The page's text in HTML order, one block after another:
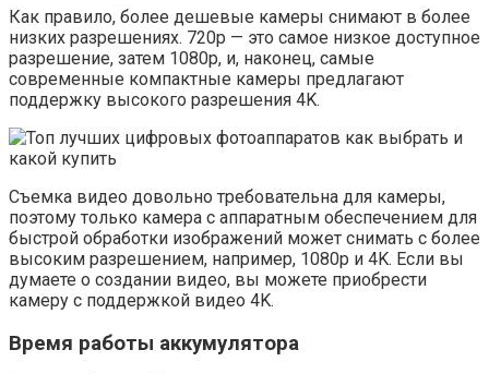
Как правило, более дешевые камеры снимают в более
низких разрешениях. 720p — это самое низкое доступное
разрешение, затем 1080p, и, наконец, самые
современные компактные камеры предлагают
поддержку высокого разрешения 4K.
Съемка видео довольно требовательна для камеры,
поэтому только камера с аппаратным обеспечением для
быстрой обработки изображений может снимать с более
высоким разрешением, например, 1080p и 4K. Если вы
думаете о создании видео, вы можете приобрести
камеру с поддержкой видео 4K.
Время работы аккумулятора